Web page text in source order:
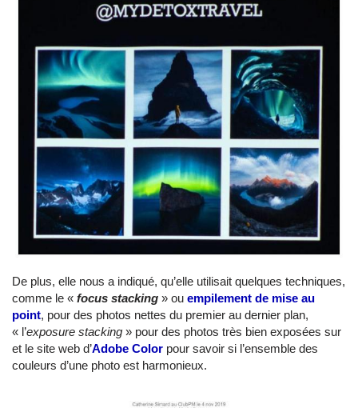
De plus, elle nous a indiqué, qu’elle utilisait quelques techniques,
comme le « focus stacking » ou empilement de mise au
point, pour des photos nettes du premier au dernier plan,
« l’exposure stacking » pour des photos très bien exposées sur
et le site web d’Adobe Color pour savoir si l’ensemble des
couleurs d’une photo est harmonieux.